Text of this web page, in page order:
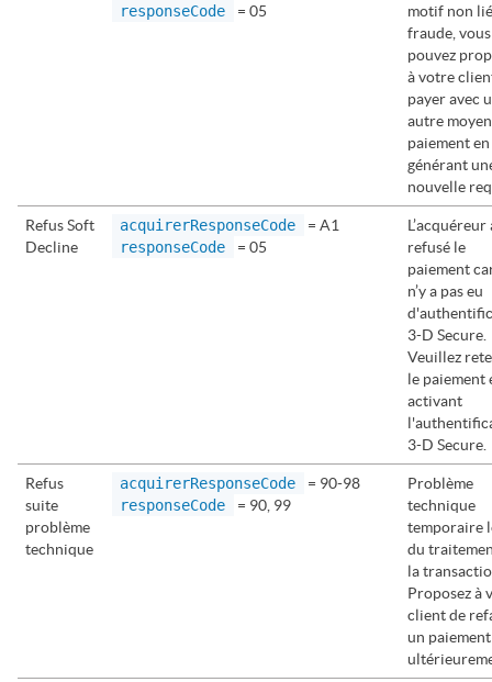
responseCode
= 05
motif non
fraude, vous
pouvez
à votre
payer avec
autre
paiement en
générant
nouvelle
Refus Soft
Decline
acquirerResponseCode
= A1
responseCode
= 05
L’acquéreur
refusé le
paiement
n’y a pas eu
3-D Secure.
Veuillez
le paiement
activant
3-D Secure.
Refus
suite
problème
technique
acquirerResponseCode
= 90-98
responseCode
= 90, 99
Problème
technique
temporaire
du
la
Proposez à
client de
un paiement